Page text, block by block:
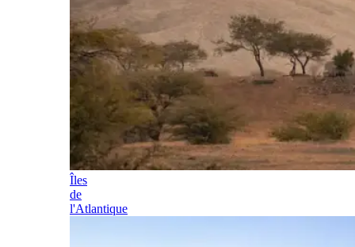
Îles
de
l'Atlantique